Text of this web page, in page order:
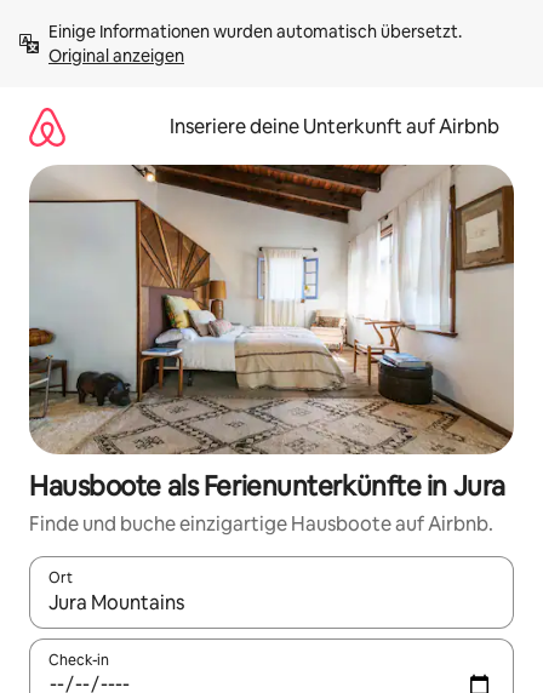
Inhalten
springenOriginal anzeigen
Inseriere deine Unterkunft auf Airbnb
Hausboote als Ferienunterkünfte in Jura
Finde und buche einzigartige Hausboote auf Airbnb.
Ort
Wenn Ergebnisse verfügbar sind, navigiere mit den
Check-in